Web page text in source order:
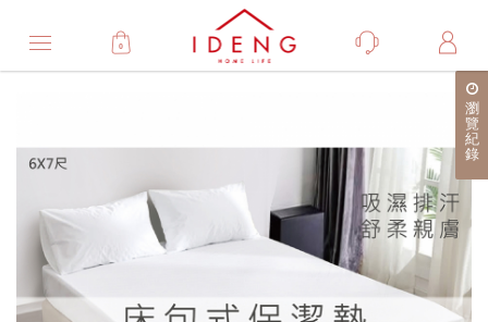
0
瀏
覽
紀
錄
品
細
介
紹